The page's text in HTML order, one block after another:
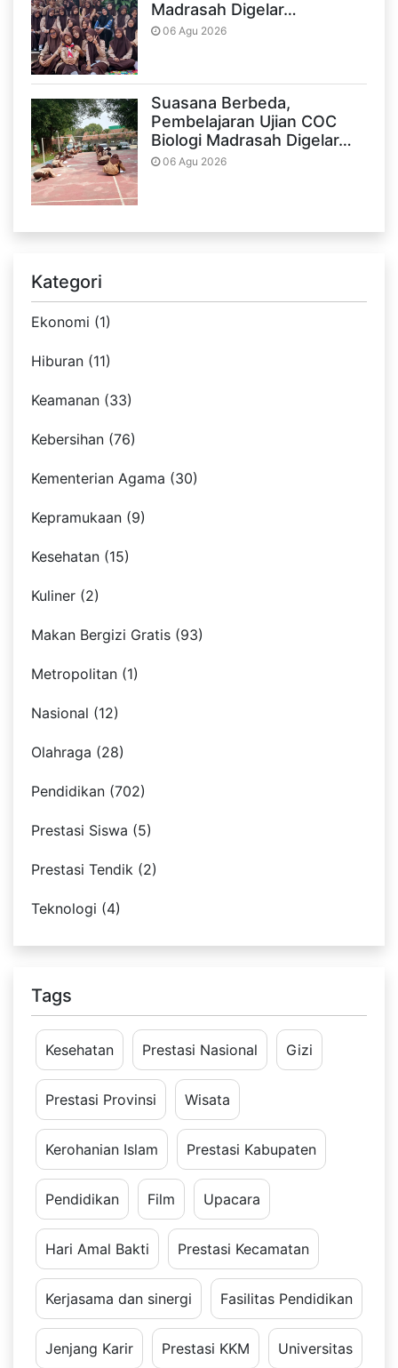
Madrasah Digelar…
06 Agu 2026
Suasana Berbeda,
Pembelajaran Ujian COC
Biologi Madrasah Digelar…
06 Agu 2026
Kategori
Ekonomi (1)
Hiburan (11)
Keamanan (33)
Kebersihan (76)
Kementerian Agama (30)
Kepramukaan (9)
Kesehatan (15)
Kuliner (2)
Makan Bergizi Gratis (93)
Metropolitan (1)
Nasional (12)
Olahraga (28)
Pendidikan (702)
Prestasi Siswa (5)
Prestasi Tendik (2)
Teknologi (4)
Tags
Kesehatan Prestasi Nasional Gizi
Prestasi Provinsi Wisata
Kerohanian Islam Prestasi Kabupaten
Pendidikan Film Upacara
Hari Amal Bakti Prestasi Kecamatan
Kerjasama dan sinergi Fasilitas Pendidikan
Jenjang Karir Prestasi KKM Universitas